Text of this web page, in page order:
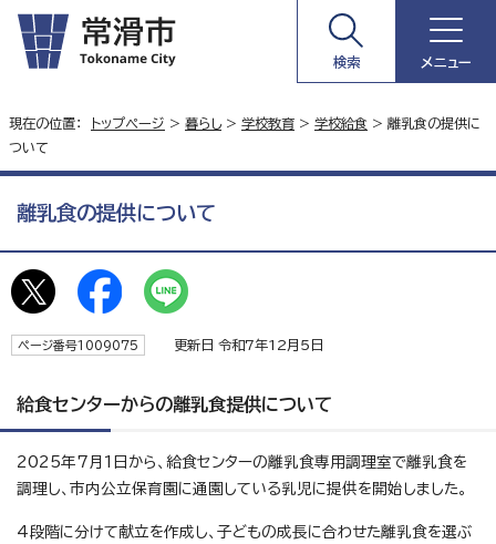
検索 メニュー
現在の位置： トップページ > 暮らし> 学校教育 > 学校給食 > 離乳食の提供に
ついて
離乳食の提供について
ページ番号1009075 更新日 令和7年12月5日
給食センターからの離乳食提供について
2025年7月1日から、給食センターの離乳食専用調理室で離乳食を
調理し、市内公立保育園に通園している乳児に提供を開始しました。
4段階に分けて献立を作成し、子どもの成長に合わせた離乳食を選ぶ